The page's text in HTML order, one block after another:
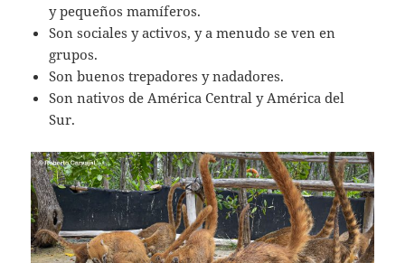
y pequeños mamíferos.
Son sociales y activos, y a menudo se ven en
grupos.
Son buenos trepadores y nadadores.
Son nativos de América Central y América del
Sur.